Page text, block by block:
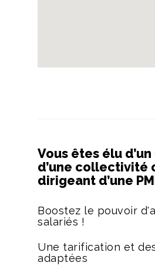
Vous êtes élu d’un
d’une collectivité
dirigeant d’une
Boostez le pouvoir
salariés !
Une tarification et
adaptées